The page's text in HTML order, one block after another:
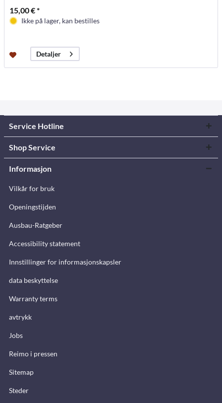
15,00 € *
Ikke på lager, kan bestilles
Detaljer
Service Hotline
Shop Service
Informasjon
Vilkår for bruk
Openingstijden
Ausbau-Ratgeber
Accessibility statement
Innstillinger for informasjonskapsler
data beskyttelse
Warranty terms
avtrykk
Jobs
Reimo i pressen
Sitemap
Steder